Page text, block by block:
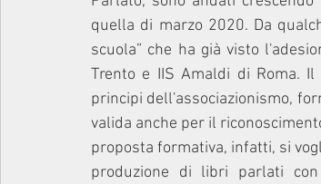
quella di marzo 2020. Da
scuola” che ha già visto
Trento e IIS Amaldi di Roma.
principi dell'associazionismo,
valida anche per il
proposta formativa, infatti, si
produzione di libri parlati